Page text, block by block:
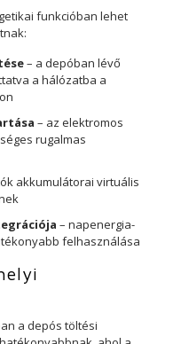
funkcióban lehet
– a depóban lévő
a hálózatba a
– az elektromos
rugalmas
akkumulátorai virtuális
– napenergia-
felhasználása
a depós töltési